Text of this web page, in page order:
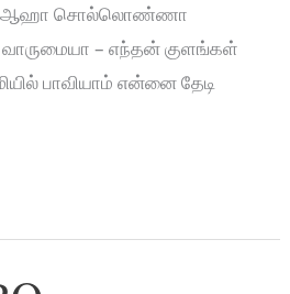
ஆஹா சொல்லொண்ணா
– எந்தன் குளங்கள்
பாவியாம் என்னை தேடி